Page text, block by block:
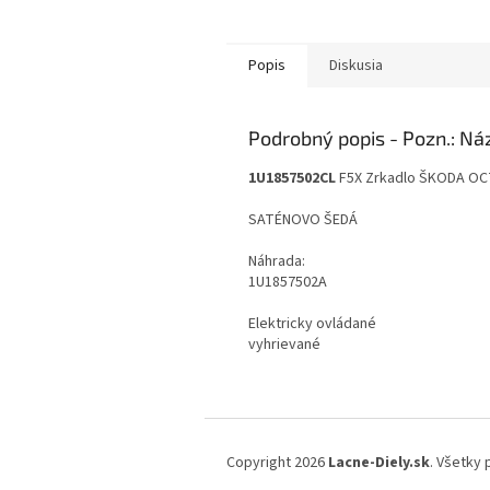
Popis Diskusia
Podrobný popis
1U1857502CLF5X Zrkadlo ŠKODA
SATÉNOVO ŠEDÁ
Náhrada:
1U1857502A
Elektricky ovládané
vyhrievané
Copyright 2026 Lacne-Diely.sk. Všetky